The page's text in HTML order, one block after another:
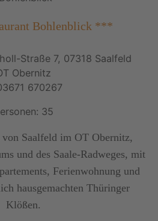
Bohlenblick ***
Straße 7, 07318 Saalfeld
Obernitz
670267
35
Saalfeld im OT Obernitz,
und des Saale-Radweges, mit
Ferienwohnung und
hausgemachten Thüringer
Klößen.